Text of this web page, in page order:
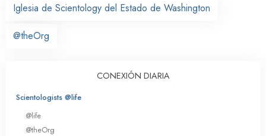
Iglesia de Scientology del Estado de Washington
@theOrg
CONEXIÓN DIARIA
Scientologists @life
@life
@theOrg